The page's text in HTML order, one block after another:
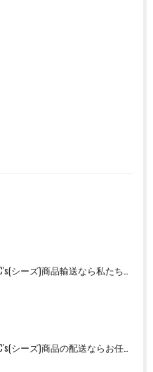
船橋株式会社C's(シーズ)商品輸送なら私たちにお任せください！ベンチ輸送のご依頼をいただきました。
船橋株式会社C's(シーズ)商品の配送ならお任せください！